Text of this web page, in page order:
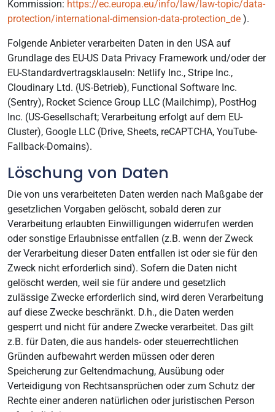
Kommission: https://ec.europa.eu/info/law/law-topic/data-
protection/international-dimension-data-protection_de ).
Folgende Anbieter verarbeiten Daten in den USA auf
Grundlage des EU-US Data Privacy Framework und/oder der
EU-Standardvertragsklauseln: Netlify Inc., Stripe Inc.,
Cloudinary Ltd. (US-Betrieb), Functional Software Inc.
(Sentry), Rocket Science Group LLC (Mailchimp), PostHog
Inc. (US-Gesellschaft; Verarbeitung erfolgt auf dem EU-
Cluster), Google LLC (Drive, Sheets, reCAPTCHA, YouTube-
Fallback-Domains).
Löschung von Daten
Die von uns verarbeiteten Daten werden nach Maßgabe der
gesetzlichen Vorgaben gelöscht, sobald deren zur
Verarbeitung erlaubten Einwilligungen widerrufen werden
oder sonstige Erlaubnisse entfallen (z.B. wenn der Zweck
der Verarbeitung dieser Daten entfallen ist oder sie für den
Zweck nicht erforderlich sind). Sofern die Daten nicht
gelöscht werden, weil sie für andere und gesetzlich
zulässige Zwecke erforderlich sind, wird deren Verarbeitung
auf diese Zwecke beschränkt. D.h., die Daten werden
gesperrt und nicht für andere Zwecke verarbeitet. Das gilt
z.B. für Daten, die aus handels- oder steuerrechtlichen
Gründen aufbewahrt werden müssen oder deren
Speicherung zur Geltendmachung, Ausübung oder
Verteidigung von Rechtsansprüchen oder zum Schutz der
Rechte einer anderen natürlichen oder juristischen Person